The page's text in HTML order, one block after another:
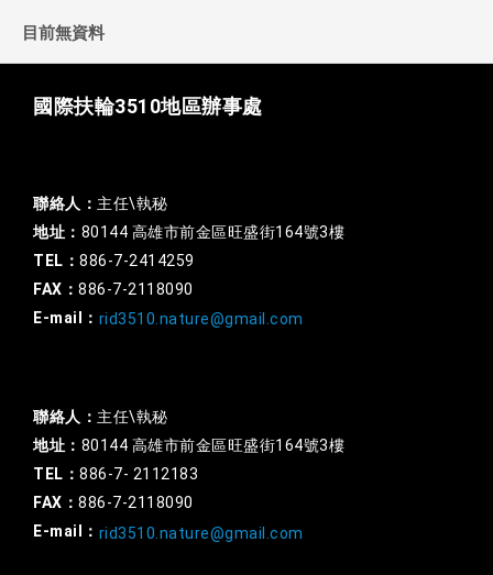
目前無資料
國際扶輪3510地區辦事處
聯絡人： 主任\執秘
地址： 80144 高雄市前金區旺盛街164號3樓
TEL： 886-7-2414259
FAX： 886-7-2118090
E-mail： rid3510.nature@gmail.com
聯絡人： 主任\執秘
地址： 80144 高雄市前金區旺盛街164號3樓
TEL： 886-7- 2112183
FAX： 886-7-2118090
E-mail： rid3510.nature@gmail.com